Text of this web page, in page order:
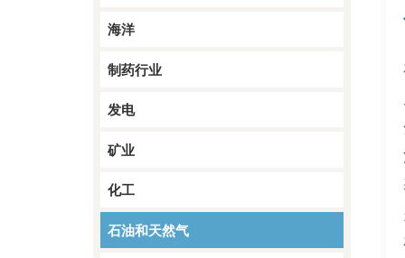
海洋
制药行业
发电
矿业
化工
石油和天然气
端